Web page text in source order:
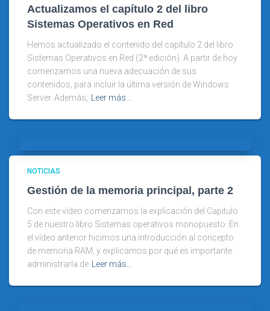
Actualizamos el capítulo 2 del libro
Sistemas Operativos en Red
Hemos actualizado el contenido del capítulo 2 del libro
Sistemas Operativos en Red (2ª edición). A partir de hoy
comenzamos una nueva adecuación de sus
contenidos, para incluir la última versión de Windows
Server. Además,
Leer más…
NOTICIAS
Gestión de la memoria principal, parte 2
Con este vídeo comenzamos la explicación del Capitulo
5 de nuestro libro Sistemas operativos monopuesto. En
el vídeo anterior hicimos una introducción al concepto
de memoria RAM, y explicamos por qué es importante
administrarla de
Leer más…